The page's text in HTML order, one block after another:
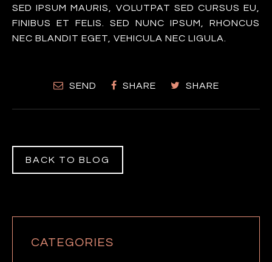
SED IPSUM MAURIS, VOLUTPAT SED CURSUS EU,
FINIBUS ET FELIS. SED NUNC IPSUM, RHONCUS
NEC BLANDIT EGET, VEHICULA NEC LIGULA.
SEND SHARE SHARE
BACK TO BLOG
CATEGORIES